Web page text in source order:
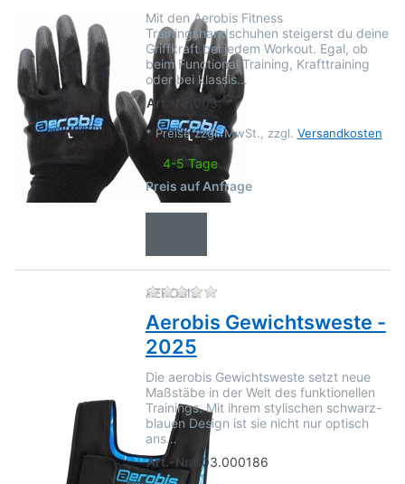
Mit den Aerobis Fitness
Trainingshandschuhen steigerst du deine
Griffkraft bei jedem Workout. Egal, ob
beim Functional Training, Krafttraining
oder bei klassis…
Art.-Nr.
003.
* Preise zzgl. MwSt., zzgl. Versandkosten
4-5 Tage
Preis auf Anfrage
AEROBIS Zu diesem Produkt liegen
Aerobis Gewichtsweste -
2025
Die aerobis Gewichtsweste setzt neue
Maßstäbe in der Welt des funktionellen
Trainings. Mit ihrem stylischen schwarz-
blauen Design ist sie nicht nur optisch
ans…
Art.-Nr. 003.000186